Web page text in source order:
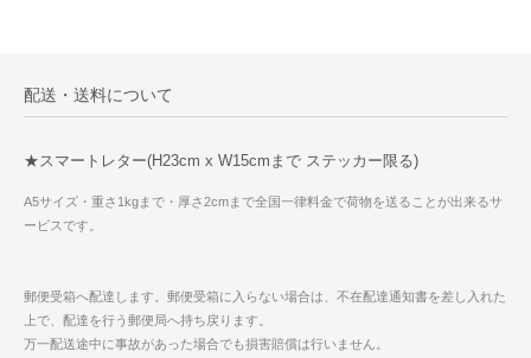
配送・送料について
★スマートレター(H23cm x W15cmまで ステッカー限る)
A5サイズ・重さ1kgまで・厚さ2cmまで全国一律料金で荷物を送ることが出来るサ
ービスです。
郵便受箱へ配達します。郵便受箱に入らない場合は、不在配達通知書を差し入れた
上で、配達を行う郵便局へ持ち戻ります。
万一配送途中に事故があった場合でも損害賠償は行いません。